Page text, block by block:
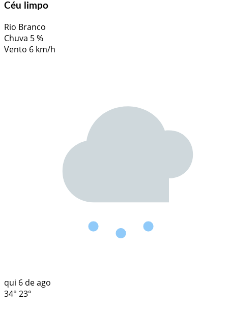
Céu limpo
Rio Branco
Chuva 5 %
Vento 6 km/h
qui 6 de ago
34° 23°